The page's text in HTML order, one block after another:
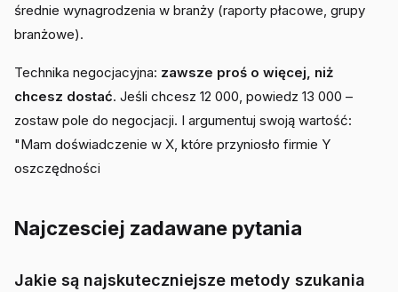
średnie wynagrodzenia w branży (raporty płacowe, grupy
branżowe).
Technika negocjacyjna: zawsze proś o więcej, niż
chcesz dostać. Jeśli chcesz 12 000, powiedz 13 000 –
zostaw pole do negocjacji. I argumentuj swoją wartość:
"Mam doświadczenie w X, które przyniosło firmie Y
oszczędności
Najczesciej zadawane pytania
Jakie są najskuteczniejsze metody szukania